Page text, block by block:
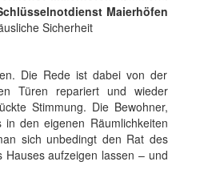
Maierhöfen
Sicherheit
Die Rede ist dabei von der
Türen repariert und wieder
Stimmung. Die Bewohner,
den eigenen Räumlichkeiten
sich unbedingt den Rat des
Hauses aufzeigen lassen – und